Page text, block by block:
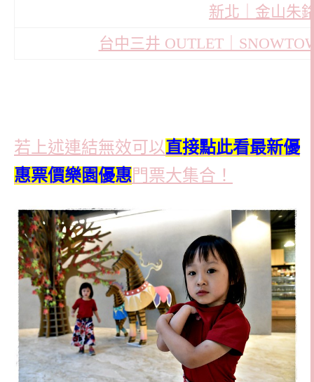
新北｜金山朱
台中三井 OUTLET｜
若上述連結無效可以直接點此看最新優
惠票價樂園優惠門票大集合！